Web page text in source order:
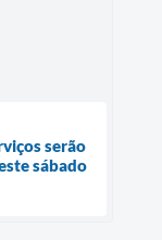
serão
sábado